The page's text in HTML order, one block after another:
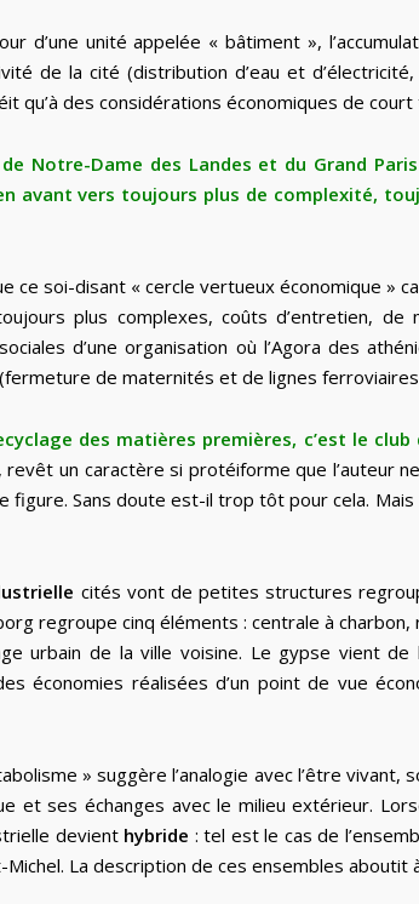
d’une unité appelée « bâtiment »,
de la cité (distribution d’eau et
qu’à des considérations économiques de
de Notre-Dame des Landes et du Grand
avant vers toujours plus de complexité,
ce soi-disant « cercle vertueux économique »
plus complexes, coûts d’entretien,
d’une organisation où l’Agora des
de maternités et de lignes
des matières premières, c’est le
revêt un caractère si protéiforme que l’auteur
figure. Sans doute est-il trop tôt pour cela. Mais
cités vont de petites structures
regroupe cinq éléments : centrale à
urbain de la ville voisine. Le gypse vient
économies réalisées d’un point de vue
» suggère l’analogie avec l’être
et ses échanges avec le milieu extérieur.
devient hybride : tel est le cas de
Michel. La description de ces ensembles aboutit